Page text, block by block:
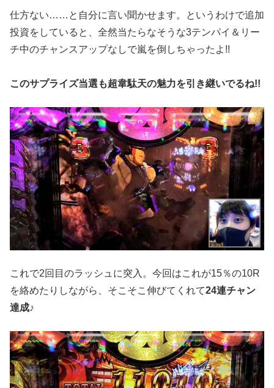
仕方ない……と自分に言い聞かせます。というわけで追加
投資をしていると、全然当たらなそうな3テンパイ＆リー
チ中のチャンスアップなしで嵐を倒しちゃったよ!!
このサプライズ当選も超韋駄天の魅力を引き継いでるね!!
これで2回目のラッシュに突入。今回はこれが15％の10R
を絡めたりしながら、そこそこ伸びてくれて24連チャン
達成♪